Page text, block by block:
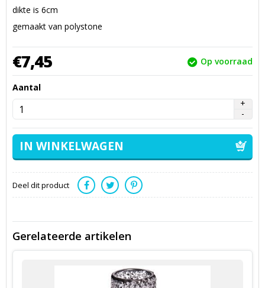
dikte is 6cm
gemaakt van polystone
€7,45 Op voorraad
Aantal
Deel dit product
Gerelateerde artikelen